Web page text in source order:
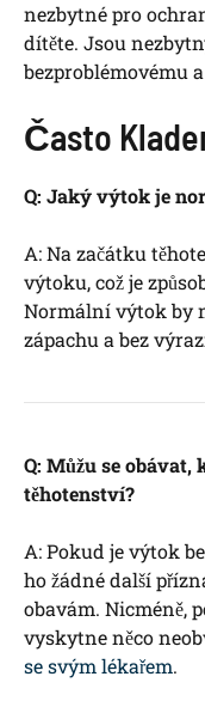
nezbytné pro
dítěte. Jsou
bezproblémovému
Často
Q: Jaký výtok je
A: Na začátku
výtoku, což je
Normální výtok by
zápachu a bez
Q: Můžu se
těhotenství?
A: Pokud je výtok
ho žádné další
obavám. Nicméně,
vyskytne něco
se svým lékařem.